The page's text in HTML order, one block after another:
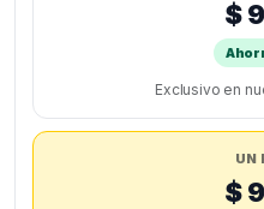
$
Exclusivo en
UN
$